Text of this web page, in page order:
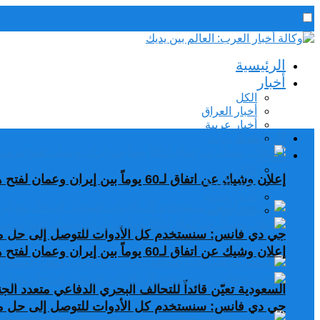
رئيس التحرير / د. اسماعيل الجنابي
الجمعة,7 أغسطس, 2026الرئيسية
أخبار
الكل
أخبار العراق
أخبار عربية
إعلان وشيك عن اتفاق لـ60 يوماً بين إيران وعمان لفتح هرمز
جي دي فانس: سنستخدم كل الأدوات للتوصل إلى حل
السعودية تعيّن قائداً للتحالف البحري الدفاعي متعدد
الرئيسية
أخبار
أخبار العراق
إعلان وشيك عن اتفاق لـ60 يوماً بين إيران وعمان لفتح هرمز
جي دي فانس: سنستخدم كل الأدوات للتوصل إلى حل